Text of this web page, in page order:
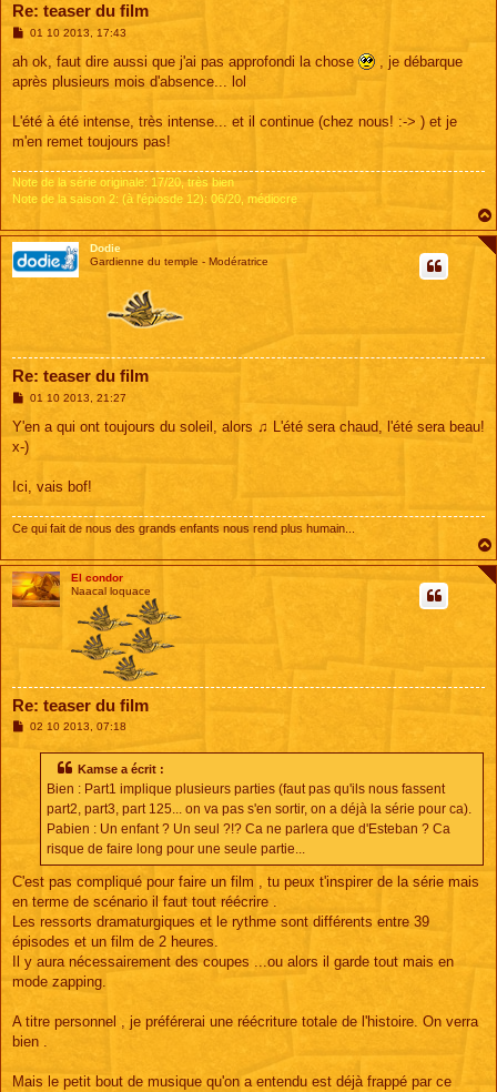
Re: teaser du film
M
s
a
01 10 2013, 17:43
ah ok, faut dire aussi que j'ai pas approfondi la chose
, je débarque
après plusieurs mois d'absence... lol
L'été à été intense, très intense... et il continue (chez nous! :-> ) et je
m'en remet toujours pas!
Note de la série originale: 17/20, très bien
Note de la saison 2: (à l'épiosde 12): 06/20, médiocre
Dodie
Gardienne du temple - Modératrice
Re: teaser du film
M
s
a
01 10 2013, 21:27
Y'en a qui ont toujours du soleil, alors ♫ L'été sera chaud, l'été sera beau!
x-)
Ici, vais bof!
Ce qui fait de nous des grands enfants nous rend plus humain...
El condor
Naacal loquace
Re: teaser du film
M02 10 2013, 07:18
Kamse a écrit :
Bien : Part1 implique plusieurs parties (faut pas qu'ils nous fassent
part2, part3, part 125... on va pas s'en sortir, on a déjà la série pour ca).
Pabien : Un enfant ? Un seul ?!? Ca ne parlera que d'Esteban ? Ca
risque de faire long pour une seule partie...
C'est pas compliqué pour faire un film , tu peux t'inspirer de la série mais
en terme de scénario il faut tout réécrire .
Les ressorts dramaturgiques et le rythme sont différents entre 39
épisodes et un film de 2 heures.
Il y aura nécessairement des coupes ...ou alors il garde tout mais en
mode zapping.
A titre personnel , je préférerai une réécriture totale de l'histoire. On verra
bien .
Mais le petit bout de musique qu'on a entendu est déjà frappé par ce